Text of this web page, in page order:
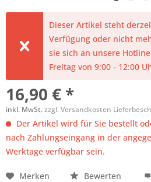
Dieser Artikel steht
Verfügung oder nicht
sie sich an unsere
Freitag von 9:00 - 12:00
16,90 € *
inkl. MwSt.zzgl. Versandkosten
Der Artikel wird für Sie bestellt
nach Zahlungseingang in der
Werktage verfügbar sein.
Merken Bewerten